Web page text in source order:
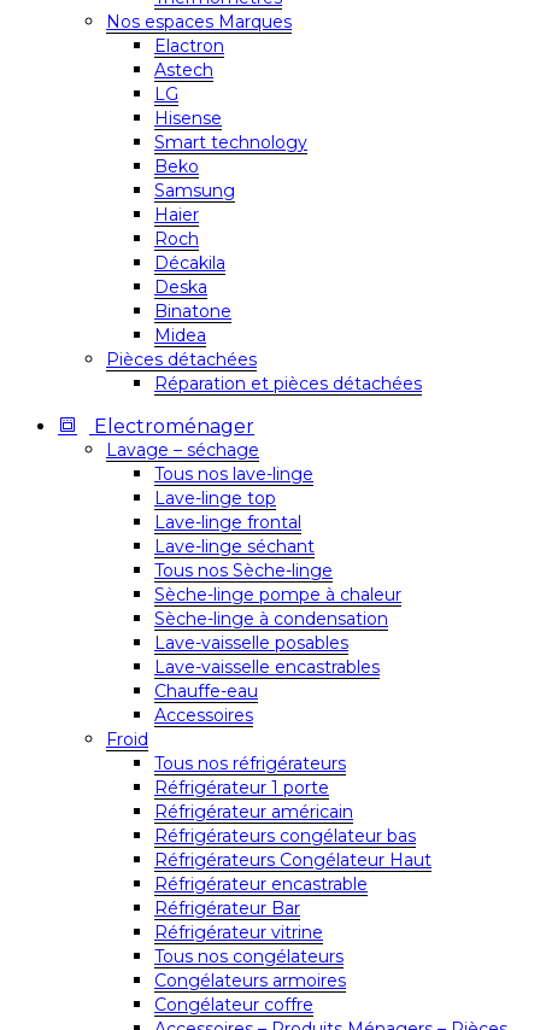
Nos espaces Marques
Elactron
Astech
LG
Hisense
Smart technology
Beko
Samsung
Haier
Roch
Décakila
Deska
Binatone
Midea
Pièces détachées
Réparation et pièces détachées
Electroménager
Lavage – séchage
Tous nos lave-linge
Lave-linge top
Lave-linge frontal
Lave-linge séchant
Tous nos Sèche-linge
Sèche-linge pompe à chaleur
Sèche-linge à condensation
Lave-vaisselle posables
Lave-vaisselle encastrables
Chauffe-eau
Accessoires
Froid
Tous nos réfrigérateurs
Réfrigérateur 1 porte
Réfrigérateur américain
Réfrigérateurs congélateur bas
Réfrigérateurs Congélateur Haut
Réfrigérateur encastrable
Réfrigérateur Bar
Réfrigérateur vitrine
Tous nos congélateurs
Congélateurs armoires
Congélateur coffre